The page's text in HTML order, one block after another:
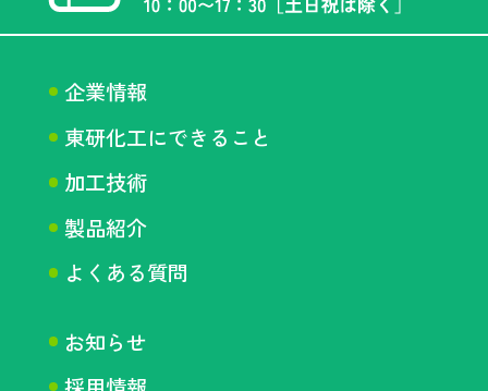
企業情報
東研化工にできること
加工技術
製品紹介
よくある質問
お知らせ